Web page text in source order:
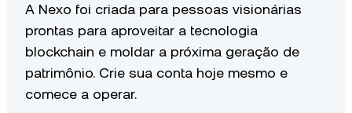
A Nexo foi criada para pessoas visionárias
prontas para aproveitar a tecnologia
blockchain e moldar a próxima geração de
patrimônio. Crie sua conta hoje mesmo e
comece a operar.